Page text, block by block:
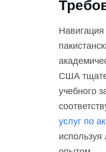
США
учебного
услуг по